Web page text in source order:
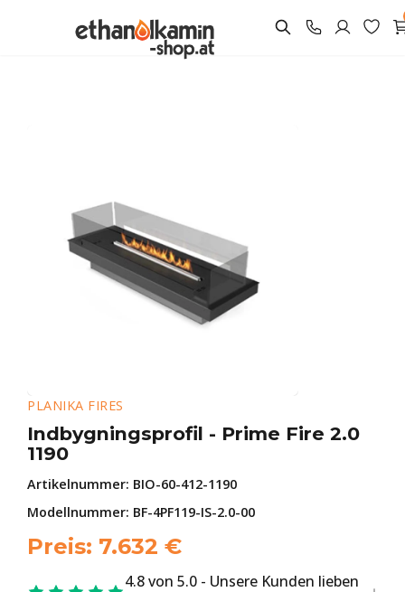
PLANIKA FIRES
Indbygningsprofil - Prime Fire 2.0
1190
Artikelnummer: BIO-60-412-1190
Modellnummer: BF-4PF119-IS-2.0-00
Preis: 7.632 €
4.8 von 5.0 - Unsere Kunden lieben